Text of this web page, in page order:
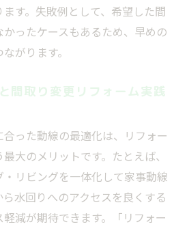
す。失敗例として、希望した間
ったケースもあるため、早めの
がります。
間取り変更リフォーム実践
った動線の最適化は、リフォー
大のメリットです。たとえば、
リビングを一体化して家事動線
水回りへのアクセスを良くする
減が期待できます。「リフォー